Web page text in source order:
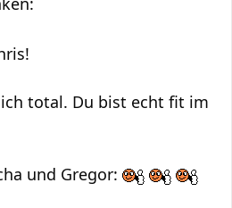
total. Du bist echt fit im
und Gregor: